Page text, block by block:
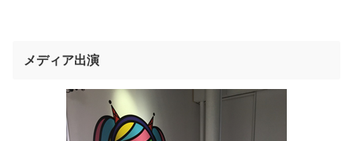
メディア出演